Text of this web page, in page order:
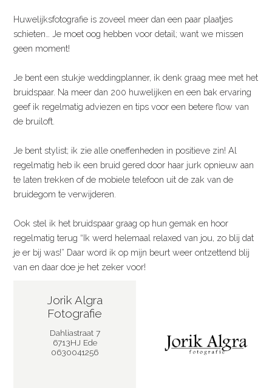
Huwelijksfotografie is zoveel meer dan een paar plaatjes
schieten… Je moet oog hebben voor detail; want we missen
geen moment!
Je bent een stukje weddingplanner, ik denk graag mee met het
bruidspaar. Na meer dan 200 huwelijken en een bak ervaring
geef ik regelmatig adviezen en tips voor een betere flow van
de bruiloft.
Je bent stylist; ik zie alle oneffenheden in positieve zin! Al
regelmatig heb ik een bruid gered door haar jurk opnieuw aan
te laten trekken of de mobiele telefoon uit de zak van de
bruidegom te verwijderen.
Ook stel ik het bruidspaar graag op hun gemak en hoor
regelmatig terug “Ik werd helemaal relaxed van jou, zo blij dat
je er bij was!” Daar word ik op mijn beurt weer ontzettend blij
van en daar doe je het zeker voor!
Jorik Algra
Fotografie
Dahliastraat 7
6713HJ Ede
0630041256